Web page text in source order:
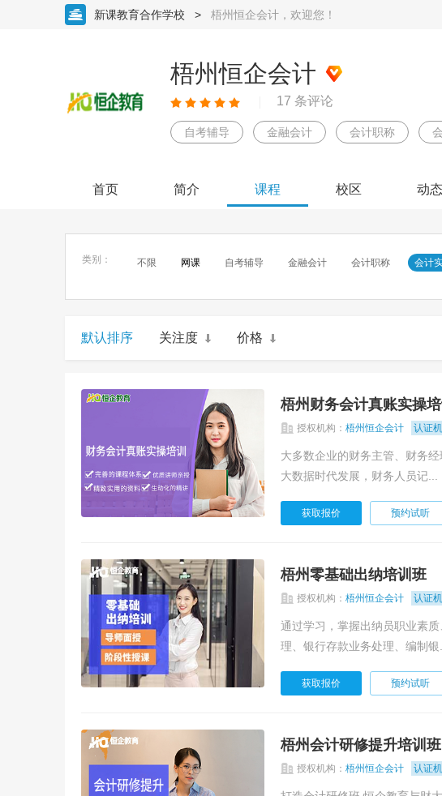
新课教育合作学校 > 梧州恒企会计，欢迎您！
梧州恒企会计
17 条评论
自考辅导 金融会计 会计职称
首页 简介 课程 校区 动态
类别： 不限 网课 自考辅导 金融会计 会计职称 会计
默认排序 关注度 价格
梧州财务会计真账实操
授权机构： 梧州恒企会计 认证
大多数企业的财务主管、财务
大数据时代发展，财务人员记...
获取报价 预约试听
梧州零基础出纳培训班
授权机构： 梧州恒企会计 认证
通过学习，掌握出纳员职业素
理、银行存款业务处理、编制银...
获取报价 预约试听
梧州会计研修提升培训班
授权机构： 梧州恒企会计 认证